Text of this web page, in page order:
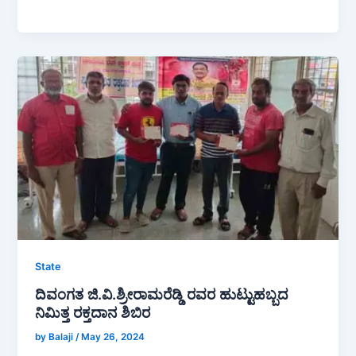
e
b
o
o
k
s
A
p
p
e
State
ದಿವಂಗತ ಜಿ.ವಿ.ಶ್ರೀರಾಮರೆಡ್ಡಿ ರವರ ಹುಟ್ಟುಹಬ್ಬದ
ನಿಮಿತ್ತ ರಕ್ತದಾನ ಶಿಬಿರ
by Balaji/ May 26, 2024